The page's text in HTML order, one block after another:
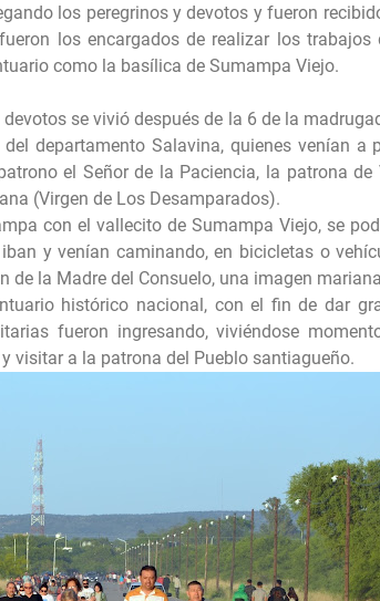
los peregrinos y devotos y fueron
los encargados de realizar los
como la basílica de Sumampa Viejo.
se vivió después de la 6 de la
departamento Salavina, quienes venían a
el Señor de la Paciencia, la patrona de
(Virgen de Los Desamparados).
con el vallecito de Sumampa Viejo, se
y venían caminando, en bicicletas o
de la Madre del Consuelo, una imagen
histórico nacional, con el fin de dar
fueron ingresando, viviéndose
visitar a la patrona del Pueblo santiagueño.